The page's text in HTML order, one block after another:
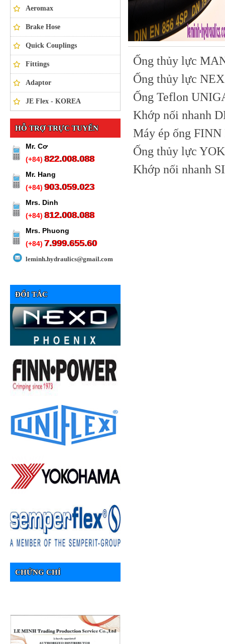
Aeromax
Brake Hose
Quick Couplings
Fittings
Adaptor
JE Flex - KOREA
HỖ TRỢ TRỰC TUYẾN
Mr. Cơ
(+84)822.008.088
Mr. Hang
(+84)903.059.023
Mrs. Dinh
(+84)812.008.088
Mrs. Phuong
(+84)7.999.655.60
leminh.hydraulics@gmail.com
ĐỐI TÁC
CHỨNG CHỈ
Ống thủy lực
Ống thủy lực
Ống Teflon
Khớp nối nhanh
Máy ép ống
Ống thủy lực
Khớp nối nhanh